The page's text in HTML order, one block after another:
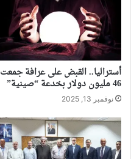
أستراليا.. القبض على عرافة جمعت
46 مليون دولار بخدعة “صينية”
نوفمبر 13, 2025